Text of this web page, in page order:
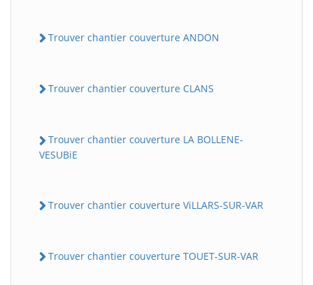
Trouver chantier couverture ANDON
Trouver chantier couverture CLANS
Trouver chantier couverture LA BOLLENE-
VESUBiE
Trouver chantier couverture ViLLARS-SUR-VAR
Trouver chantier couverture TOUET-SUR-VAR